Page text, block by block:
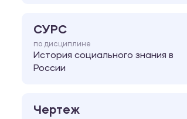
СУРС
по дисциплине
История социального знания в
России
Чертеж